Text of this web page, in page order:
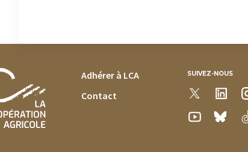
FOOTER MENU
Adhérer à LCA
Contact
SUIVEZ-NOUS